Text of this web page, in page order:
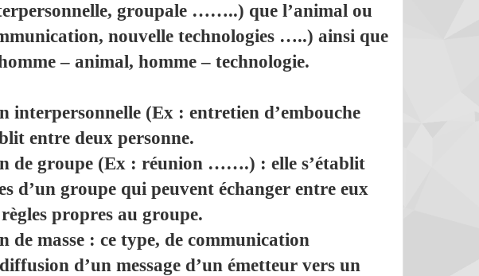
groupale ……..) que l’animalou
nouvelle technologies …..) ainsi que
– animal, homme – technologie.
interpersonnelle(Ex : entretien d’embouche
entre deux personne.
de groupe (Ex : réunion …….) : elle s’établit
d’un groupe qui peuvent échanger entre eux
propres au groupe.
de masse : ce type, de communication
d’un message d’un émetteur vers un